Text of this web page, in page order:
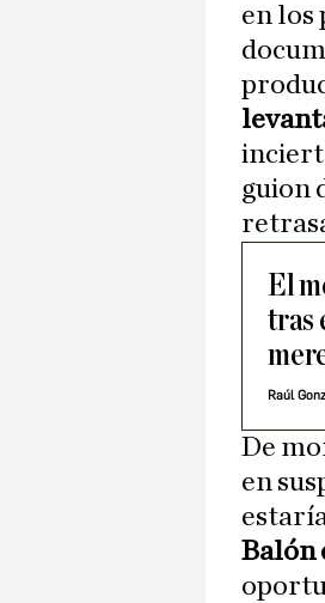
en los
guion
El
tras
Raúl
De
en
Balón